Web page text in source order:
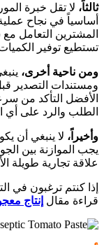
ثالثاً، لا تقل خبرة
أساسياً في نجاح عملية
المشترين التعامل
تستطيع توفير
ومن ناحية أخرى،
ومستندات التصدير
الأفضل التأكد من
الطلب والرد على أي
وأخيراً، لا ينبغي أن
يجب الموازنة بين
علاقة تجارية طويلة
إذا كنتم ترغبون في
قراءة مقال إنتاج